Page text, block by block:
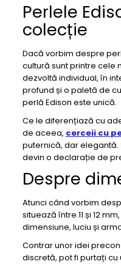
Perlele
colecție
Dacă vorbim despre
cultură sunt printre cele
dezvoltă individual, în
profund și o paletă de
perlă Edison este unică.
Ce le diferențiază cu
de aceea, cerceii cu
puternică, dar
devin o declarație de
Despre
Atunci când vorbim
situează între 11 și 12
dimensiune, luciu și
Contrar unor idei
discretă, pot fi purtați